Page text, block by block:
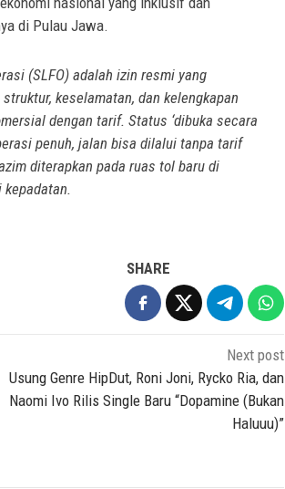
di Pulau Jawa.
(SLFO) adalah izin resmi yang
keselamatan, dan kelengkapan
dengan tarif. Status ‘dibuka secara
penuh, jalan bisa dilalui tanpa tarif
diterapkan pada ruas tol baru di
SHARE
Next post
Usung Genre HipDut, Roni Joni, Rycko Ria, dan
Naomi Ivo Rilis Single Baru “Dopamine (Bukan
Haluuu)”